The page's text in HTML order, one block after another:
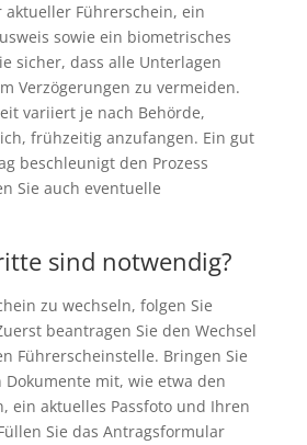
Führerschein, ein
sowie ein biometrisches
sicher, dass alle Unterlagen
Verzögerungen zu vermeiden.
variiert je nach Behörde,
frühzeitig anzufangen. Ein gut
beschleunigt den Prozess
Sie auch eventuelle
sind notwendig?
zu wechseln, folgen Sie
beantragen Sie den Wechsel
Führerscheinstelle. Bringen Sie
mit, wie etwa den
ein aktuelles Passfoto und Ihren
Sie das Antragsformular